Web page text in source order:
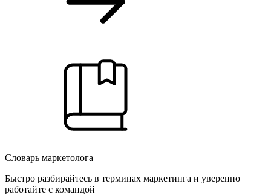
Словарь маркетолога
Быстро разбирайтесь в терминах маркетинга и уверенно
работайте с командой